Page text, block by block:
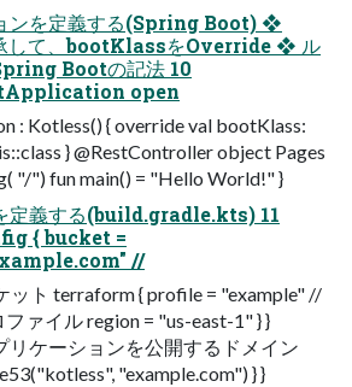
ンを定義する(Spring Boot) ❖
して、bootKlassをOverride ❖ ル
Bootの記法 10
open
: Kotless() { override val bootKlass:
} @RestController object Pages
"/") fun main() = "Hello World!" }
定義する(build.gradle.kts) 11
{ bucket =
//
ット terraform { profile = "example" //
ァイル region = "us-east-1" } }
リケーションを公開するドメイン
"example.com") } }